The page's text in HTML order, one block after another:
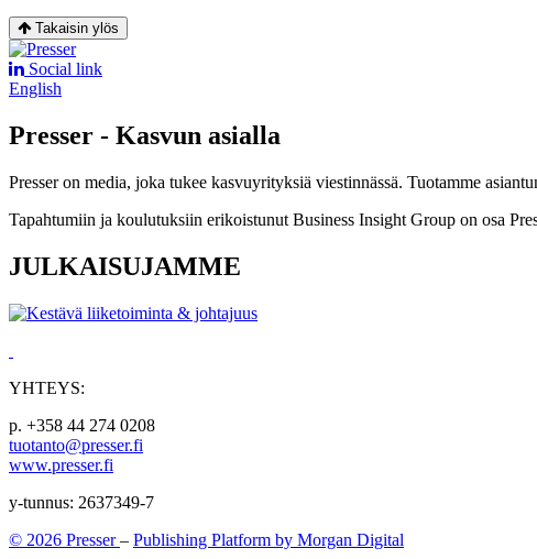
Takaisin ylös
Social link
English
Presser - Kasvun asialla
Presser on media, joka tukee kasvuyrityksiä viestinnässä. Tuotamme
Tapahtumiin ja koulutuksiin erikoistunut Business Insight Group on osa
JULKAISUJAMME
YHTEYS:
p. +358 44 274 0208
tuotanto@presser.fi
www.presser.fi
y-tunnus: 2637349-7
© 2026 Presser– Publishing Platform by Morgan Digital